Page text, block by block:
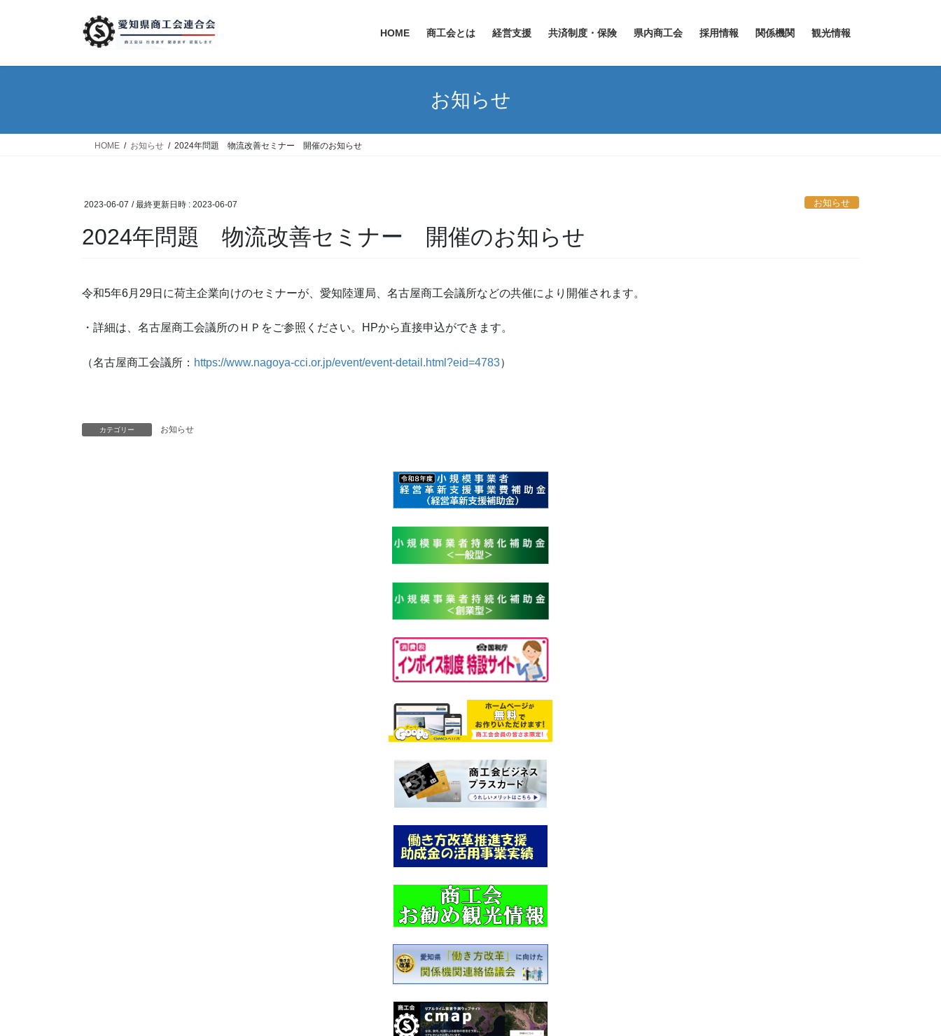
HOME 商工会とは 経営支援 共済制度・保険 県内商工会 採用情報 関係機関 観光情報
お知らせ
HOME お知らせ 2024年問題 物流改善セミナー 開催のお知らせ
2023-06-07 / 最終更新日時 : 2023-06-07 お知らせ
2024年問題 物流改善セミナー 開催のお知らせ
令和5年6月29日に荷主企業向けのセミナーが、愛知陸運局、名古屋商工会議所などの共催により開催されます。
・詳細は、名古屋商工会議所のＨＰをご参照ください。HPから直接申込ができます。
（名古屋商工会議所： https://www.nagoya-cci.or.jp/event/event-detail.html?eid=4783）
カテゴリー お知らせ